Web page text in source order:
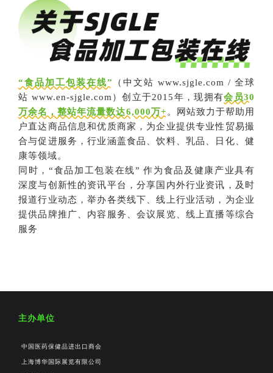
“食品加工包装在线” （中文站 www.sjgle.com / 全球
站 www.en-sjgle.com）创立于2015年，现拥有会员30
万余名，整站年流量数达6,000万+ 。网站致力于帮助用
户直达商品信息和优质商家，为企业提供专业性贸易撮
合与促进服务，行业涵盖食品、饮料、乳品、日化、健
康等领域。
同时，“食品加工包装在线” 作为食品及健康产业具有
深度与创新性的资讯平台，分享国内外行业资讯，及时
报道行业动态，举办各类线下、线上行业活动，为企业
提供品牌推广、内容服务、会议展览、线上直播等综合
服务
主办单位
中国医药保健品进出口商会
上海博华国际展览有限公司